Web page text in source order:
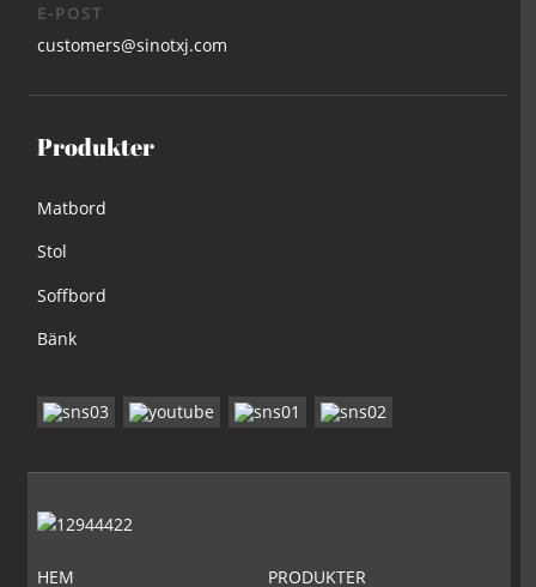
E-POST
customers@sinotxj.com
Produkter
Matbord
Stol
Soffbord
Bänk
HEM PRODUKTER